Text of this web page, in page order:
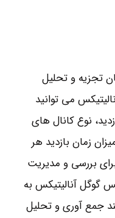
تجزیه و تحلیل
می توانید
نوع کانال های
زمان بازدید هر
بررسی و مدیریت
گوگل آنالیتیکس به
جمع آوری و تحلیل